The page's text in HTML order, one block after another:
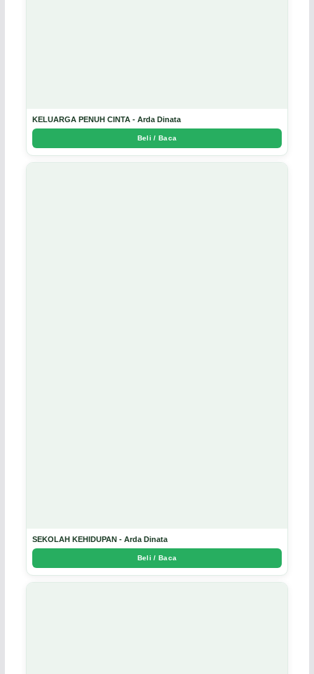
KELUARGA PENUH CINTA - Arda Dinata
Beli / Baca
SEKOLAH KEHIDUPAN - Arda Dinata
Beli / Baca